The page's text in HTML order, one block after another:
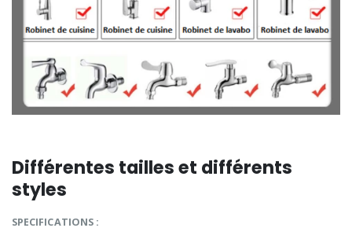
Différentes tailles et différents
styles
SPECIFICATIONS :